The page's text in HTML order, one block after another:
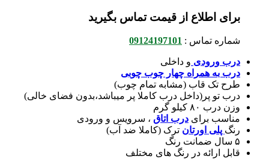
برای اطلاع از قیمت تماس بگیرید
شماره تماس : 09124197101
درب ورودی و داخلی
درب به همراه چهار چوب چوبی
طرح تک قاب (مشابه تمام چوب)
درب تو پر(داخل درب كاملا پر ميباشد،بدون فضای خالی)
وزن درب ۸۰ کیلو گرم
مناسب برای درب اتاق ، سرویس و ورودی
رنگ پلی اورتان ترک (کاملا ضد آب)
۵ سال ضمانت رنگ
قابل ارائه در رنگ های مختلف